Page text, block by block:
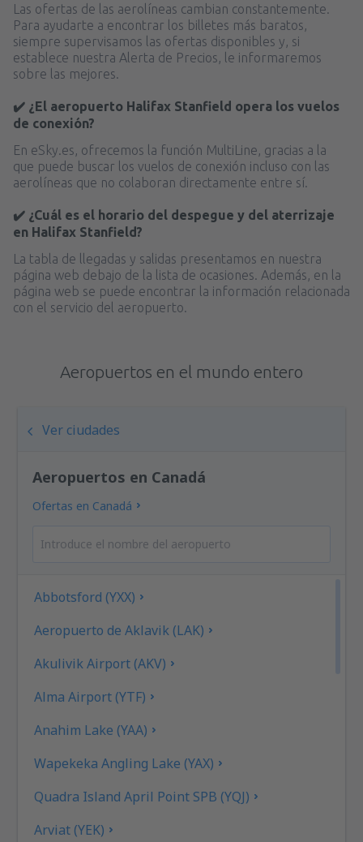
Las ofertas de las aerolíneas cambian constantemente.
Para ayudarte a encontrar los billetes más baratos,
siempre supervisamos las ofertas disponibles y, si
establece nuestra Alerta de Precios, le informaremos
sobre las mejores.
✔️ ¿El aeropuerto Halifax Stanfield opera los vuelos
de conexión?
En eSky.es, ofrecemos la función MultiLine, gracias a la
que puede buscar los vuelos de conexión incluso con las
aerolíneas que no colaboran directamente entre sí.
✔️ ¿Cuál es el horario del despegue y del aterrizaje
en Halifax Stanfield?
La tabla de llegadas y salidas presentamos en nuestra
página web debajo de la lista de ocasiones. Además, en la
página web se puede encontrar la información relacionada
con el servicio del aeropuerto.
Aeropuertos en el mundo entero
Ver ciudades
Aeropuertos en Canadá
Ofertas en Canadá
Abbotsford (YXX)
Aeropuerto de Aklavik (LAK)
Akulivik Airport (AKV)
Alma Airport (YTF)
Anahim Lake (YAA)
Wapekeka Angling Lake (YAX)
Quadra Island April Point SPB (YQJ)
Arviat (YEK)